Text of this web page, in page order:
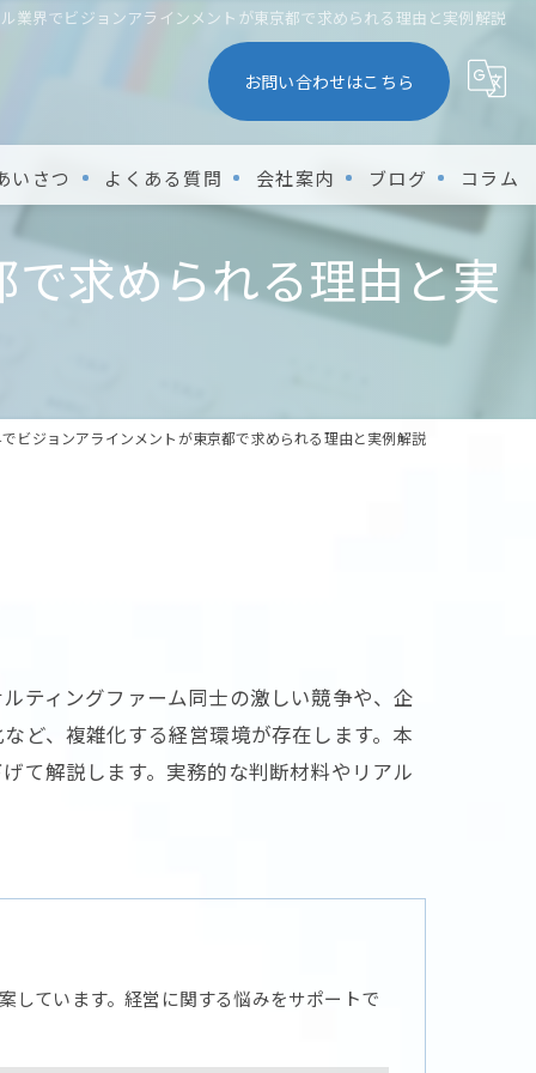
業界でビジョンアラインメントが東京都で求められる理由と実例解説
お問い合わせはこちら
いさつ よくある質問 会社案内 ブログ コラム
求められる理由と実
ビジョンアラインメントが東京都で求められる理由と実例解説
ティングファーム同士の激しい競争や、企
ど、複雑化する経営環境が存在します。本
て解説します。実務的な判断材料やリアル
しています。経営に関する悩みをサポートで